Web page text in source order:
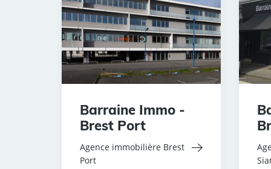
Barraine Immo -
Brest Port
Agence immobilière Brest
Port